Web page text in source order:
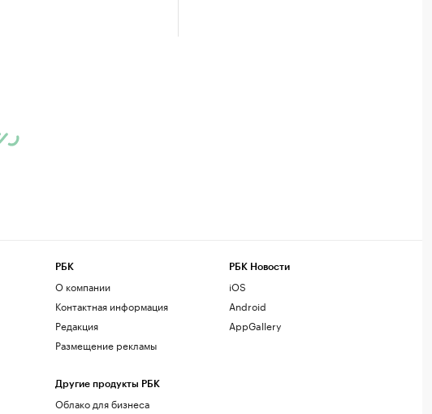
РБК
О компании
Контактная информация
Редакция
Размещение рекламы
Другие продукты РБК
Облако для бизнеса
РБК Новости
iOS
Android
AppGallery